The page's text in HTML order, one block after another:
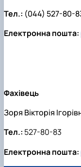
Тел.: (044) 527-80-
Електронна пошта:
Фахівець
Зоря Вікторія
Тел.: 527-80-83
Електронна пошта: